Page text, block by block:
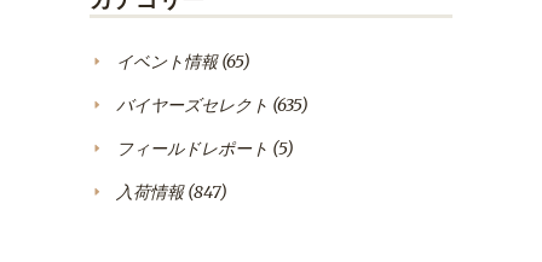
イベント情報(65)
バイヤーズセレクト (635)
フィールドレポート (5)
入荷情報(847)